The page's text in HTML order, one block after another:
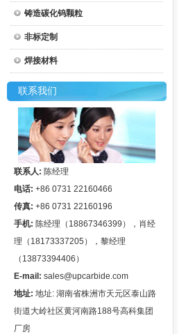
铸造碳化钨颗粒
非标定制
焊接材料
联系我们
联系人: 陈经理
电话: +86 0731 22160466
传真: +86 0731 22160196
手机: 陈经理（18867346399），肖经
理（18173337205），黎经理
（13873394406）
E-mail: sales@upcarbide.com
地址: 地址: 湖南省株洲市天元区泰山路
街道大岭社区黄河南路188号高科集团
厂房